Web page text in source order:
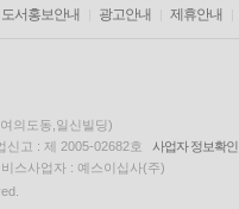
도서홍보안내 광고안내 제휴안내
의도동,일신빌딩)
고 : 제 2005-02682호
사업자 정보확인
스사업자 : 예스이십사(주)